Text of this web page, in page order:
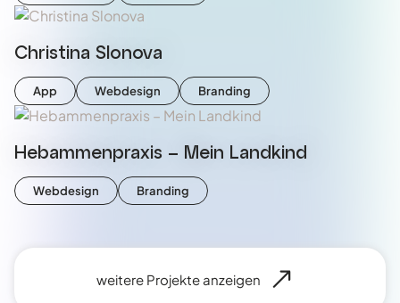
Christina Slonova
App Webdesign Branding
Hebammenpraxis – Mein Landkind
Webdesign Branding
weitere Projekte anzeigen